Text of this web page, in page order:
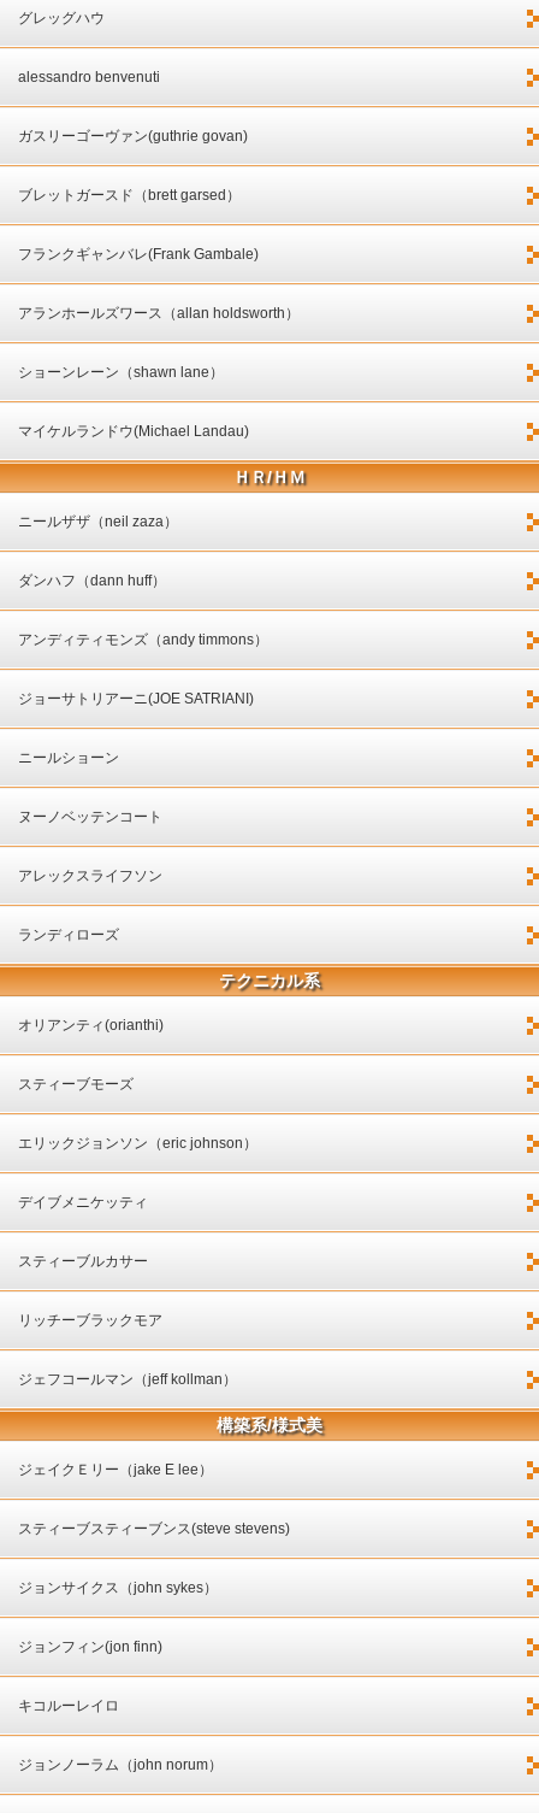
グレッグハウ
alessandro benvenuti
ガスリーゴーヴァン(guthrie govan)
ブレットガースド（brett garsed）
フランクギャンバレ(Frank Gambale)
アランホールズワース（allan holdsworth）
ショーンレーン（shawn lane）
マイケルランドウ(Michael Landau)
ＨＲ/ＨＭ
ニールザザ（neil zaza）
ダンハフ（dann huff）
アンディティモンズ（andy timmons）
ジョーサトリアーニ(JOE SATRIANI)
ニールショーン
ヌーノベッテンコート
アレックスライフソン
ランディローズ
テクニカル系
オリアンティ(orianthi)
スティーブモーズ
エリックジョンソン（eric johnson）
デイブメニケッティ
スティーブルカサー
リッチーブラックモア
ジェフコールマン（jeff kollman）
構築系/様式美
ジェイクＥリー（jake E lee）
スティーブスティーブンス(steve stevens)
ジョンサイクス（john sykes）
ジョンフィン(jon finn)
キコルーレイロ
ジョンノーラム（john norum）